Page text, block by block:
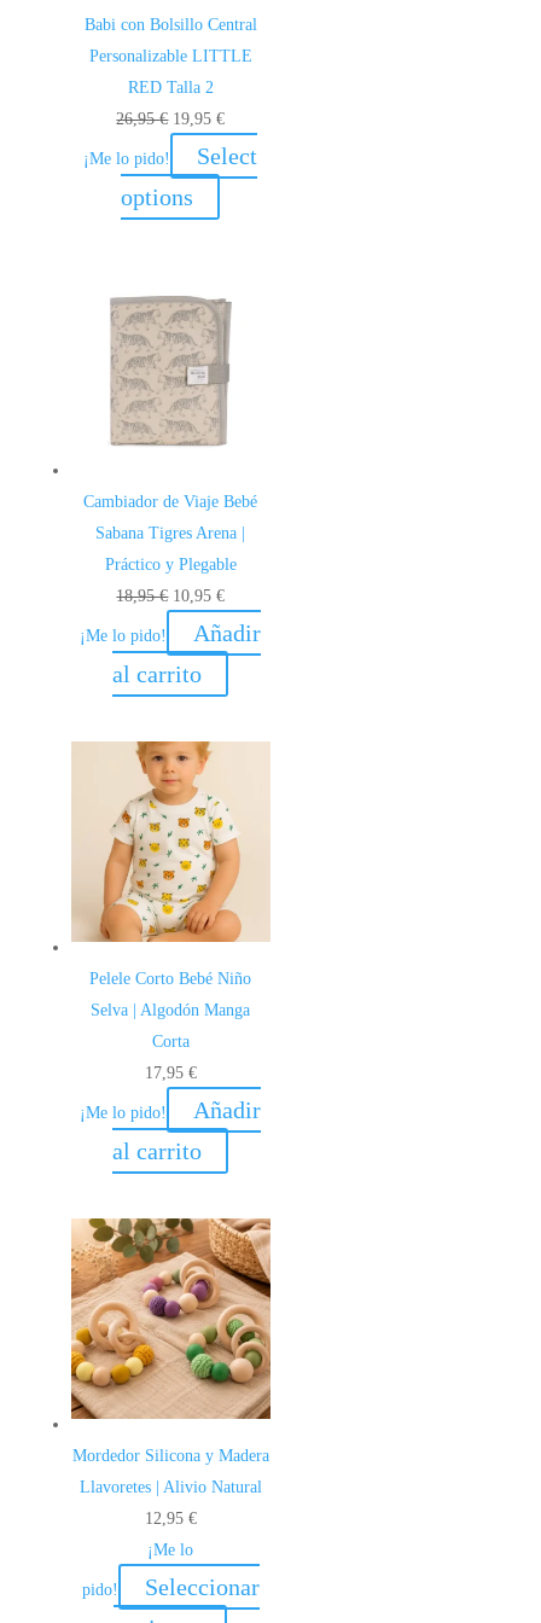
Babi con Bolsillo Central
Personalizable LITTLE
RED Talla 2
26,95€ El
precio
original
19,95€El
precio
actual
¡Me lo pido!
Select
options
Cambiador de Viaje Bebé
Sabana Tigres Arena |
Práctico y Plegable
18,95€ El
precio
original
10,95€El
precio
actual
¡Me lo pido!
Añadir
al carrito
Pelele Corto Bebé Niño
Selva | Algodón Manga
Corta
17,95 €
¡Me lo pido!
Añadir
al carrito
Mordedor Silicona y Madera
Llavoretes | Alivio Natural
12,95 €
¡Me lo
pido!
Seleccionar